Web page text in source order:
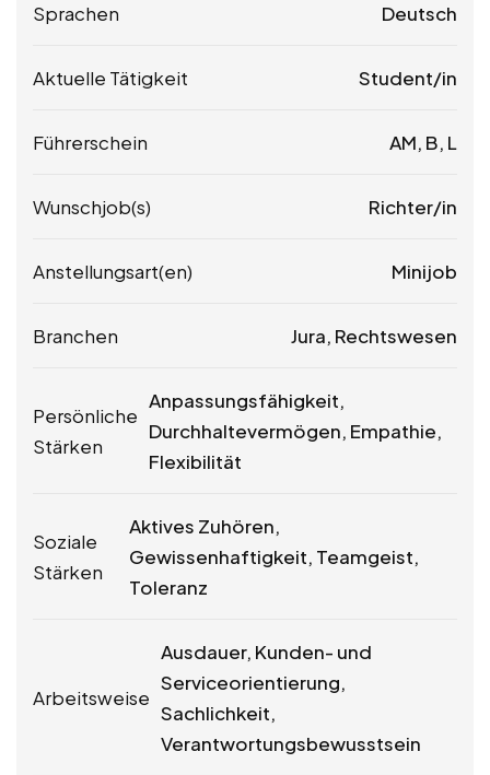
Sprachen Deutsch
Aktuelle Tätigkeit Student/in
Führerschein AM, B, L
Wunschjob(s) Richter/in
Anstellungsart(en) Minijob
Branchen Jura, Rechtswesen
Persönliche
Stärken
Anpassungsfähigkeit,
Durchhaltevermögen, Empathie,
Flexibilität
Soziale
Stärken
Aktives Zuhören,
Gewissenhaftigkeit, Teamgeist,
Toleranz
Arbeitsweise
Ausdauer, Kunden- und
Serviceorientierung,
Sachlichkeit,
Verantwortungsbewusstsein